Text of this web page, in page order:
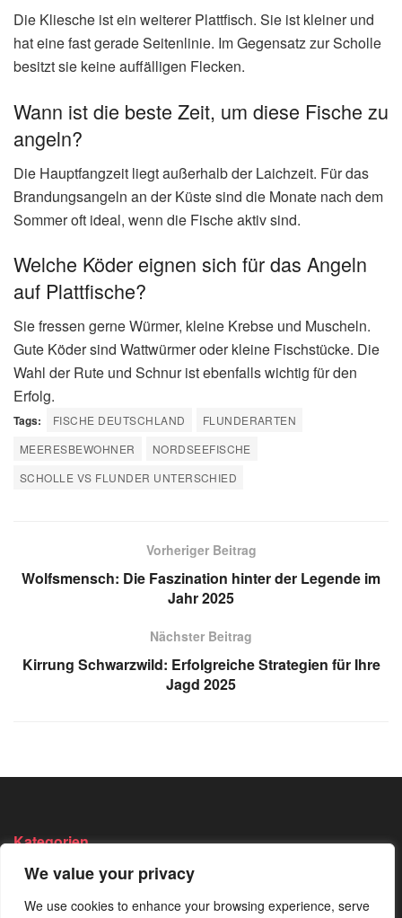
We value your privacy
We use cookies to enhance your browsing experience, serve
Die Kliesche ist ein weiterer Plattfisch. Sie ist kleiner und
hat eine fast gerade Seitenlinie. Im Gegensatz zur Scholle
besitzt sie keine auffälligen Flecken.
Wann ist die beste Zeit, um diese Fische zu
angeln?
Die Hauptfangzeit liegt außerhalb der Laichzeit. Für das
Brandungsangeln an der Küste sind die Monate nach dem
Sommer oft ideal, wenn die Fische aktiv sind.
Welche Köder eignen sich für das Angeln
auf Plattfische?
Sie fressen gerne Würmer, kleine Krebse und Muscheln.
Gute Köder sind Wattwürmer oder kleine Fischstücke. Die
Wahl der Rute und Schnur ist ebenfalls wichtig für den
Erfolg.
Tags: FISCHE DEUTSCHLAND
FLUNDERARTEN
MEERESBEWOHNER
NORDSEEFISCHE
SCHOLLE VS FLUNDER UNTERSCHIED
Vorheriger Beitrag
Wolfsmensch: Die Faszination hinter der Legende im
Jahr 2025
Nächster Beitrag
Kirrung Schwarzwild: Erfolgreiche Strategien für Ihre
Jagd 2025
Kategorien
Angeln
Bushcraft
Survival
Trekking
Wissen